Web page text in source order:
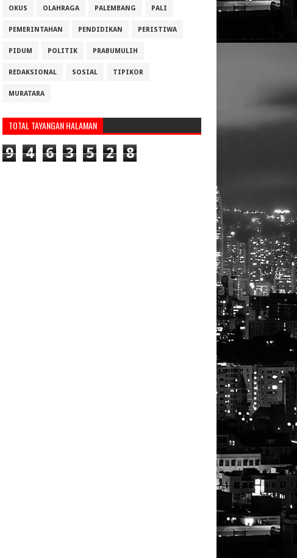
OKUS OLAHRAGA PALEMBANG PALI
PEMERINTAHAN PENDIDIKAN PERISTIWA
PIDUM POLITIK PRABUMULIH
REDAKSIONAL SOSIAL TIPIKOR
MURATARA
TOTAL TAYANGAN HALAMAN
9 4 6 3 5 2 8